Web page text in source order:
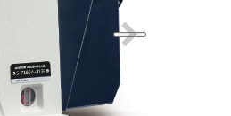
Transporte Duplo
Transporte Triplo
Travete